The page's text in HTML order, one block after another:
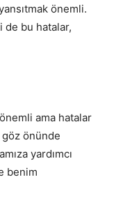
önemli.
de bu hatalar,
ama hatalar
göz önünde
yardımcı
benim